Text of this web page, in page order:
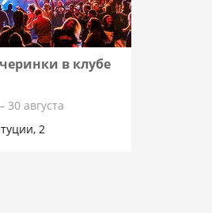
в клубе
30 августа
2